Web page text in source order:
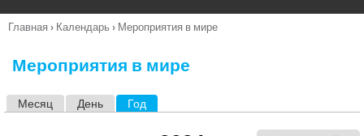
п
Вы
Главная › Календарь › Мероприятия в мире
Мероприятия в мире
Месяц День Год